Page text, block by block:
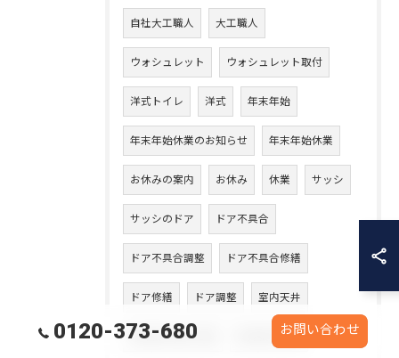
自社大工職人 大工職人
ウォシュレット ウォシュレット取付
洋式トイレ 洋式 年末年始
年末年始休業のお知らせ 年末年始休業
お休みの案内 お休み 休業 サッシ
サッシのドア ドア不具合
ドア不具合調整 ドア不具合修繕
ドア修繕 ドア調整 室内天井
天井張り替え工事 天井張り替え
0120-373-680 お問い合わせ